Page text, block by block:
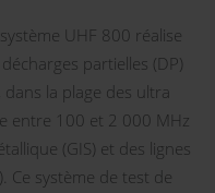
UHF 800 réalise
partielles (DP)
la plage des ultra
entre 100 et 2 000 MHz
(GIS) et des lignes
Ce système de test de